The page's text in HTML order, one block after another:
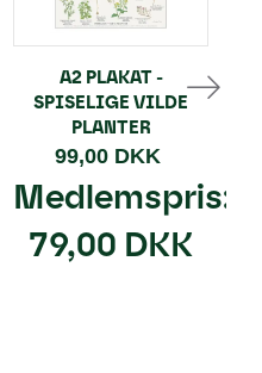
A2 PLAKAT -
SPISELIGE VILDE
PLANTER
99,00 DKK
Medlemspris:
79,00 DKK